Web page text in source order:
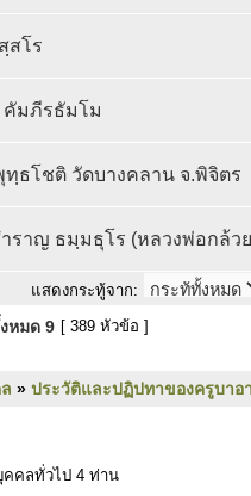
สโร
มภีรธัมโม
ทฺธโชติ วัดบางคลาน จ.พิจิตร
ราญ ธมฺมธุโร (หลวงพ่อกล้ว
แสดงกระทู้จาก:
หมด 9 [ 389 หัวข้อ ]
» ประวัติและปฏิปทาของครูบาอ
คลทั่วไป 4 ท่าน